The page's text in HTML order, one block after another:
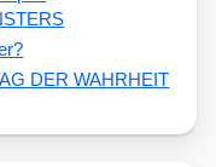
DER WAHRHEIT